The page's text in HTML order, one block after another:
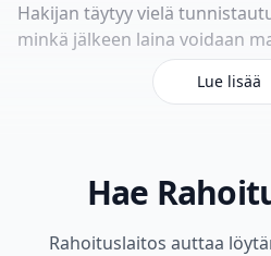
Hakijan täytyy vielä
minkä jälkeen laina voidaan
Lue lisää
Hae
Rahoituslaitos auttaa